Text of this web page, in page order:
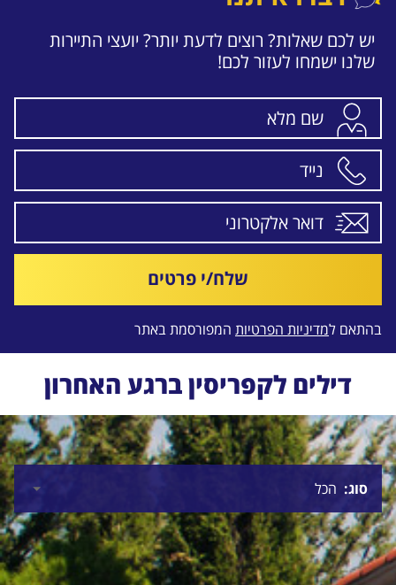
יש לכם שאלות? רוצים לדעת יותר? יועצי התיירות
שלנו ישמחו לעזור לכם!
שלח/י פרטים
בהתאם למדיניות הפרטיות המפורסמת באתר
דילים לקפריסין ברגע האחרון
סוג